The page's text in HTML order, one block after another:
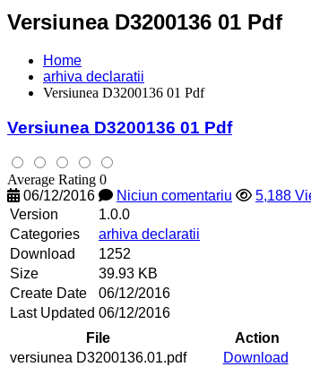
Versiunea D3200136 01 Pdf
Home
arhiva declaratii
Versiunea D3200136 01 Pdf
Versiunea D3200136 01 Pdf
Average Rating 0
06/12/2016
Niciun comentariu 5,188
Version
1.0.0
Categories
arhiva declaratii
Download
1252
Size
39.93 KB
Create Date
06/12/2016
Last Updated 06/12/2016
File
Action
versiunea D3200136.01.pdf
Download